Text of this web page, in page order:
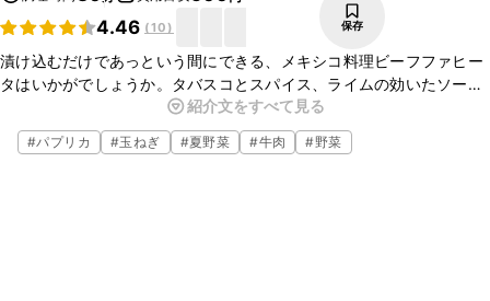
4.46 (10) 保存
漬け込むだけであっという間にできる、メキシコ料理ビーフファヒー
タはいかがでしょうか。タバスコとスパイス、ライムの効いたソース
に肉を漬け込み、フライパンで焼くだけで出来上がりです。一緒に炒
める赤パプリカや玉ねぎともよく合います。是非一度作ってみて下さ
い。
紹介文をすべて見る
#パプリカ #玉ねぎ #夏野菜 #牛肉 #野菜